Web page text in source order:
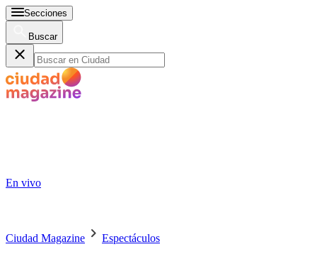
Secciones
Buscar
En vivo
Ciudad Magazine Espectáculos